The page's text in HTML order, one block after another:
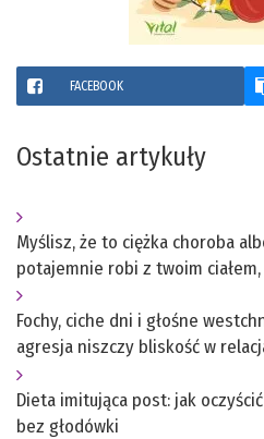
FACEBOOK
Ostatnie artykuły
Myślisz, że to ciężka choroba
potajemnie robi z twoim
Fochy, ciche dni i głośne
agresja niszczy bliskość w
Dieta imitująca post: jak
bez głodówki